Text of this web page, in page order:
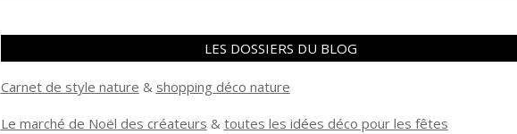
LES DOSSIERS DU BLOG
Carnet de style nature & shopping déco nature
Le marché de Noël des créateurs & toutes les idées déco pour les fêtes